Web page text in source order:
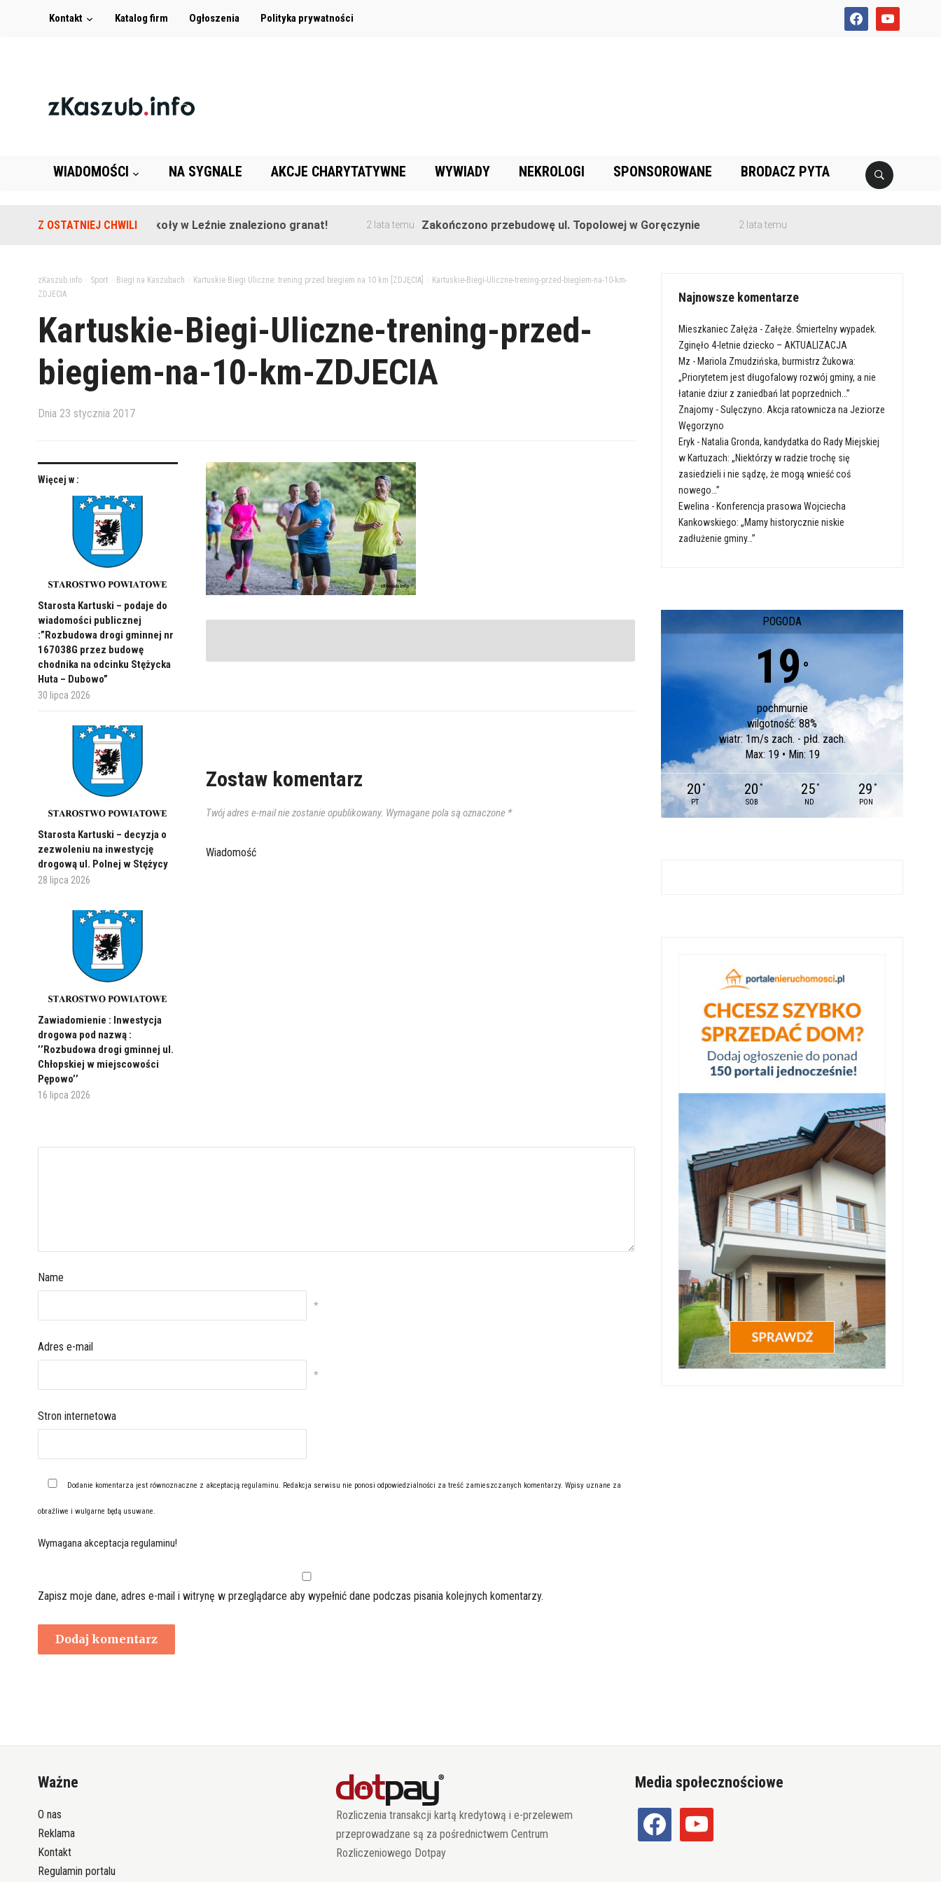
facebookyoutube
Kontakt Katalog firm Ogłoszenia Polityka prywatności
WIADOMOŚCI NA SYGNALE AKCJE CHARYTATYWNE WYWIADY NEKROLOGI SPONSOROWANE BRODACZ PYTA
Z OSTATNIEJ CHWILI
Na terenie szkoły w Leźnie znaleziono granat! 2 lata temu Zakończono przebudowę ul. Topolowej w Goręczynie 2 lata temu
zKaszub.info> Sport> Biegi na Kaszubach Kartuskie Biegi Uliczne: trening przed biegiem na 10 km [ZDJĘCIA]
Kartuskie-Biegi-Uliczne-trening-przed-biegiem-na-10-km-
ZDJECIA
Kartuskie-Biegi-Uliczne-trening-przed-
biegiem-na-10-km-ZDJECIA
Dnia 23 stycznia 2017
Więcej w :
Starosta Kartuski – podaje do
wiadomości publicznej
:”Rozbudowa drogi gminnej nr
167038G przez budowę
chodnika na odcinku Stężycka
Huta – Dubowo”
30 lipca 2026
Starosta Kartuski – decyzja o
zezwoleniu na inwestycję
drogową ul. Polnej w Stężycy
28 lipca 2026
Zawiadomienie : Inwestycja
drogowa pod nazwą :
’’Rozbudowa drogi gminnej ul.
Chłopskiej w miejscowości
Pępowo’’
16 lipca 2026
Zostaw komentarz
Twój adres e-mail nie zostanie opublikowany. Wymagane pola są oznaczone *
Wiadomość
Name
*
Adres e-mail
*
Stron internetowa
Dodanie komentarza jest równoznaczne z akceptacją regulaminu. Redakcja serwisu nie ponosi odpowiedzialności za treść zamieszczanych komentarzy. Wpisy uznane za
obraźliwe i wulgarne będą usuwane.
Wymagana akceptacja regulaminu!
Zapisz moje dane, adres e-mail i witrynę w przeglądarce aby wypełnić dane podczas pisania kolejnych komentarzy.
Najnowsze komentarze
Mieszkaniec Załęża - Załęże. Śmiertelny wypadek.
Zginęło 4-letnie dziecko – AKTUALIZACJA
Mz - Mariola Zmudzińska, burmistrz Żukowa:
„Priorytetem jest długofalowy rozwój gminy, a nie
łatanie dziur z zaniedbań lat poprzednich…”
Znajomy -Sulęczyno. Akcja ratownicza na Jeziorze
Węgorzyno
Eryk - Natalia Gronda, kandydatka do Rady Miejskiej
w Kartuzach: „Niektórzy w radzie trochę się
zasiedzieli i nie sądzę, że mogą wnieść coś
nowego…”
Ewelina - Konferencja prasowa Wojciecha
Kankowskiego: „Mamy historycznie niskie
zadłużenie gminy…”
POGODA
19 °
pochmurnie
wilgotność: 88%
wiatr: 1m/s zach. - płd. zach.
Max: 19 • Min: 19
20 °
PT
20 °
SOB
25 °
ND
29 °
PON
Ważne
O nas
Reklama
Kontakt
Regulamin portalu
Rozliczenia transakcji kartą kredytową i e-przelewem
przeprowadzane są za pośrednictwem Centrum
Rozliczeniowego Dotpay
Media społecznościowe
facebook youtube